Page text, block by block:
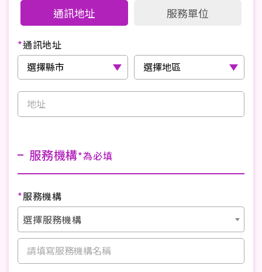
通訊地址 服務單位
*通訊地址
服務機構*為必填
*服務機構
選擇服務機構